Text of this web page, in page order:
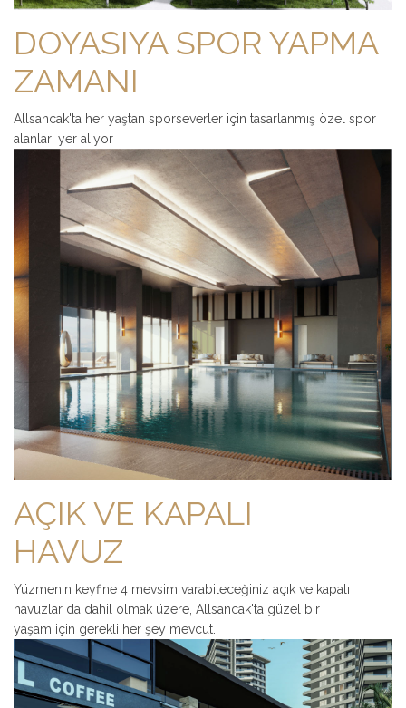
DOYASIYA SPOR YAPMA
ZAMANI
Allsancak'ta her yaştan sporseverler için tasarlanmış özel spor
alanları yer alıyor
AÇIK VE KAPALI
HAVUZ
Yüzmenin keyfine 4 mevsim varabileceğiniz açık ve kapalı
havuzlar da dahil olmak üzere, Allsancak'ta güzel bir
yaşam için gerekli her şey mevcut.